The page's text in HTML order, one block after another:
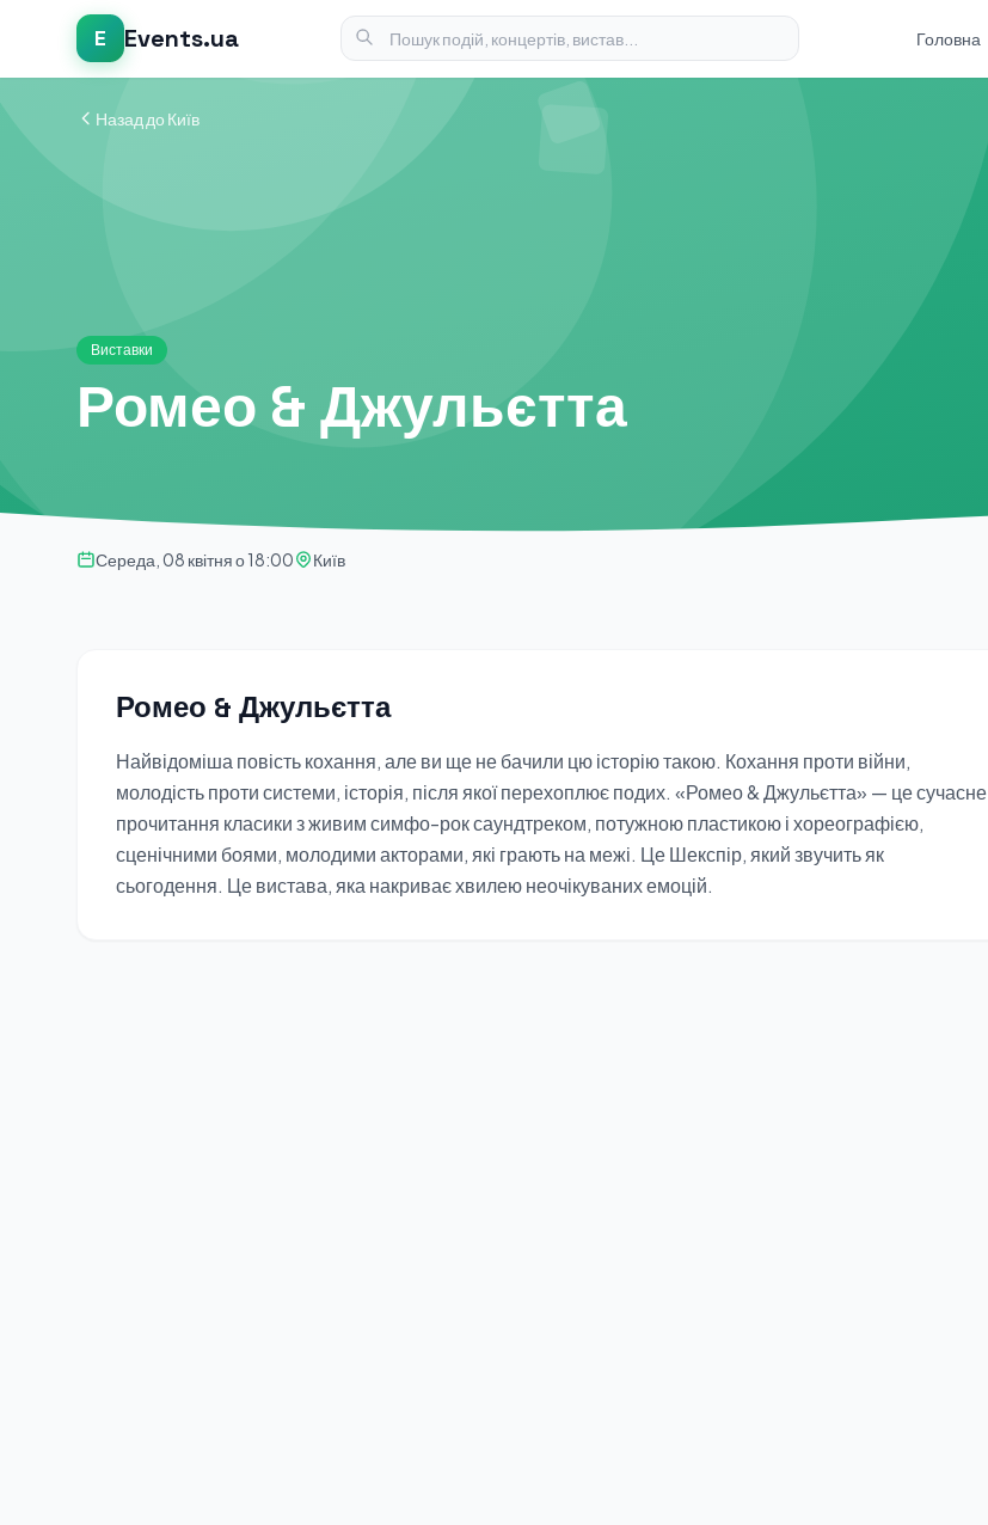
E Events.ua Головна
Назад до Київ
Виставки
Ромео & Джульєтта
Середа, 08 квітня о 18:00 Київ
Ромео & Джульєтта
Найвідоміша повість кохання, але ви ще не бачили цю історію такою. Кохання проти війни,
молодість проти системи, історія, після якої перехоплює подих. «Ромео & Джульєтта» — це сучасне
прочитання класики з живим симфо-рок саундтреком, потужною пластикою і хореографією,
сценічними боями, молодими акторами, які грають на межі. Це Шекспір, який звучить як
сьогодення. Це вистава, яка накриває хвилею неочікуваних емоцій.